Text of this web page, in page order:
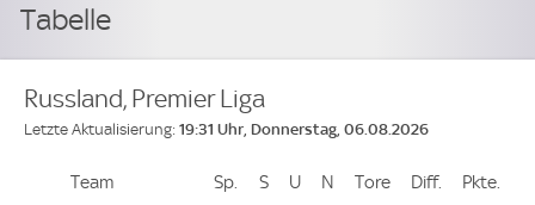
Tabelle
Russland, Premier Liga
Letzte Aktualisierung: 19:31 Uhr, Donnerstag, 06.08.2026
PlatzTeam Sp. Spiele
SSiege
U Unentschieden
N Niederlagen
Tore ToreDiff. Differenz
Pkte.